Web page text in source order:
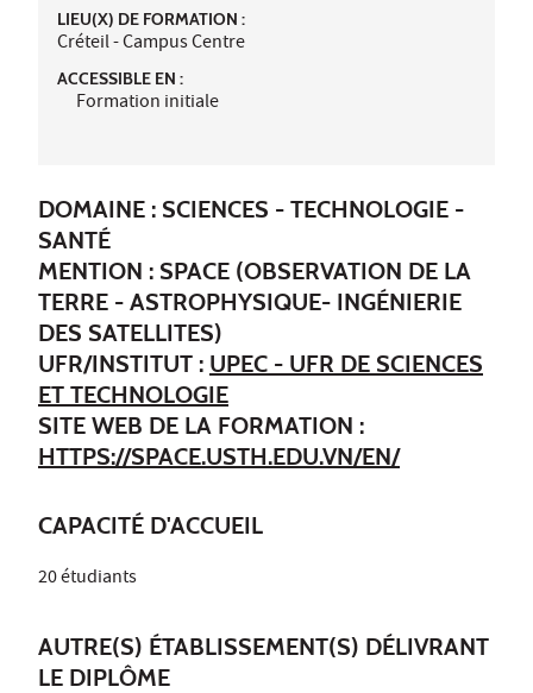
LIEU(X) DE FORMATION :
Créteil - Campus Centre
ACCESSIBLE EN :
Formation initiale
DOMAINE : SCIENCES - TECHNOLOGIE -
SANTÉ
MENTION : SPACE (OBSERVATION DE LA
TERRE - ASTROPHYSIQUE- INGÉNIERIE
DES SATELLITES)
UFR/INSTITUT : UPEC - UFR DE SCIENCES
ET TECHNOLOGIE
SITE WEB DE LA FORMATION :
HTTPS://SPACE.USTH.EDU.VN/EN/
CAPACITÉ D'ACCUEIL
20 étudiants
AUTRE(S) ÉTABLISSEMENT(S) DÉLIVRANT
LE DIPLÔME